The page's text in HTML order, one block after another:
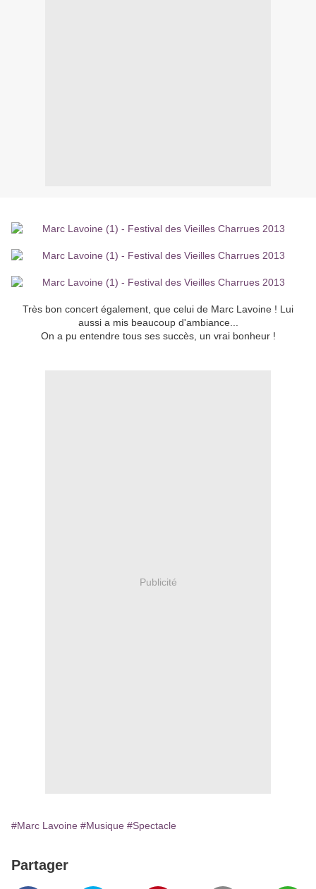
Très bon concert également, que celui de Marc Lavoine ! Lui
aussi a mis beaucoup d'ambiance...
On a pu entendre tous ses succès, un vrai bonheur !
Publicité
#Marc Lavoine #Musique #Spectacle
Partager